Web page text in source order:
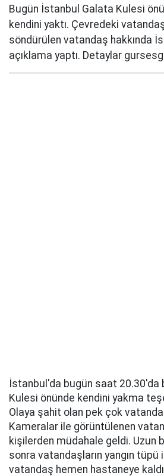
Bugün İstanbul Galata Kulesi
kendini yaktı. Çevredeki
söndürülen vatandaş hakkında
açıklama yaptı. Detaylar
İstanbul'da bugün saat
Kulesi önünde kendini yakma
Olaya şahit olan pek çok
Kameralar ile görüntülenen
kişilerden müdahale geldi. Uzun
sonra vatandaşların yangın tüpü
vatandaş hemen hastaneye